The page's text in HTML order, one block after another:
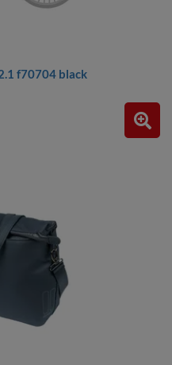
f70704 black